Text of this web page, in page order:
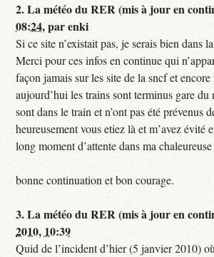
2.La météo du RER (mis à jour en
08:24,parenki
Si ce site n’existait pas, je serais bien dans
Merci pour ces infos en continue qui
façon jamais sur les site de la sncf et
aujourd’hui les trains sont terminus gare du
sont dans le train et n’ont pas été prévenus
heureusement vous etiez là et m’avez évité
long moment d’attente dans ma
bonne continuation et bon courage.
3.La météo du RER (mis à jour en
2010, 10:39
Quid de l’incident d’hier (5 janvier 2010)